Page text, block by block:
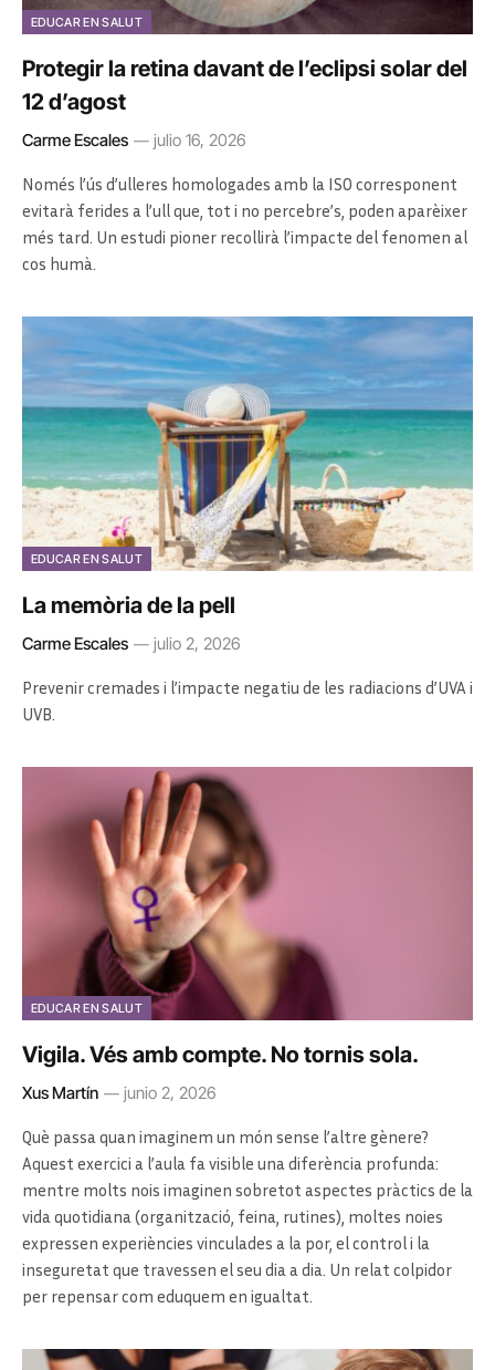
EDUCAR EN SALUT
Protegir la retina davant de l’eclipsi solar del
12 d’agost
Carme Escales julio 16, 2026
Només l’ús d’ulleres homologades amb la ISO corresponent
evitarà ferides a l’ull que, tot i no percebre’s, poden aparèixer
més tard. Un estudi pioner recollirà l’impacte del fenomen al
cos humà.
EDUCAR EN SALUT
La memòria de la pell
Carme Escales julio 2, 2026
Prevenir cremades i l’impacte negatiu de les radiacions d’UVA i
UVB.
EDUCAR EN SALUT
Vigila. Vés amb compte. No tornis sola.
Xus Martín junio 2, 2026
Què passa quan imaginem un món sense l’altre gènere?
Aquest exercici a l’aula fa visible una diferència profunda:
mentre molts nois imaginen sobretot aspectes pràctics de la
vida quotidiana (organització, feina, rutines), moltes noies
expressen experiències vinculades a la por, el control i la
inseguretat que travessen el seu dia a dia. Un relat colpidor
per repensar com eduquem en igualtat.